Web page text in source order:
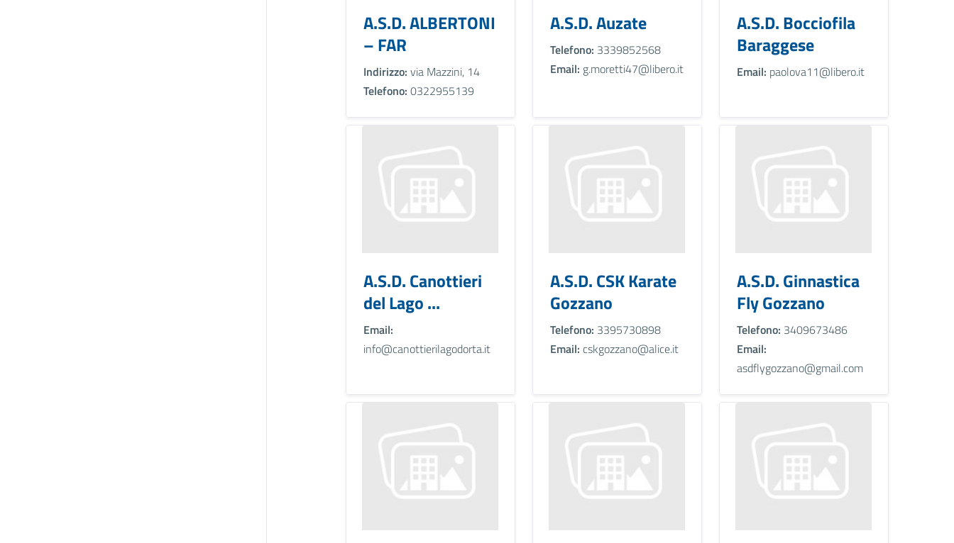
A.S.D. ALBERTONI
– FAR
Indirizzo: via Mazzini, 14
Telefono: 0322955139
A.S.D. Auzate
Telefono: 3339852568
Email: g.moretti47@libero.it
A.S.D. Bocciofila
Baraggese
Email: paolova11@libero.it
A.S.D. Canottieri
del Lago ...
Email:
info@canottierilagodorta.it
A.S.D. CSK Karate
Gozzano
Telefono: 3395730898
Email: cskgozzano@alice.it
A.S.D. Ginnastica
Fly Gozzano
Telefono: 3409673486
Email:
asdflygozzano@gmail.com